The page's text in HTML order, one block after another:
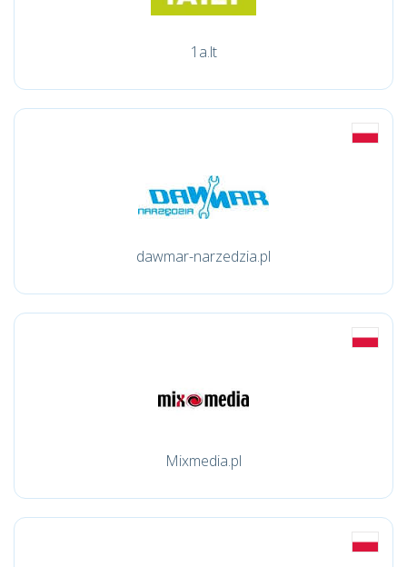
1a.lt
dawmar-narzedzia.pl
Mixmedia.pl